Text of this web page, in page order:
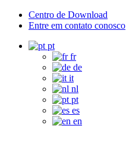
Centro de Download
Entre em contato conosco
pt
fr
de
it
nl
pt
es
en